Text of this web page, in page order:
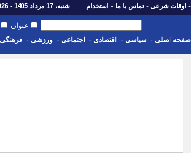
- اوقات شرعی - تماس با ما - استخدام شنبه، 17 مرداد 1405 - Sat, 08th Aug 2026
عنوان
صفحه اصلی - سیاسی - اقتصادی - اجتماعی - ورزشی - فرهنگی